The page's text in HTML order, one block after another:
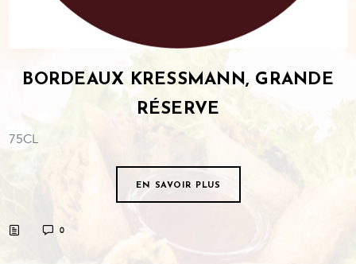
BORDEAUX KRESSMANN, GRANDE
RÉSERVE
75CL
EN SAVOIR PLUS
0